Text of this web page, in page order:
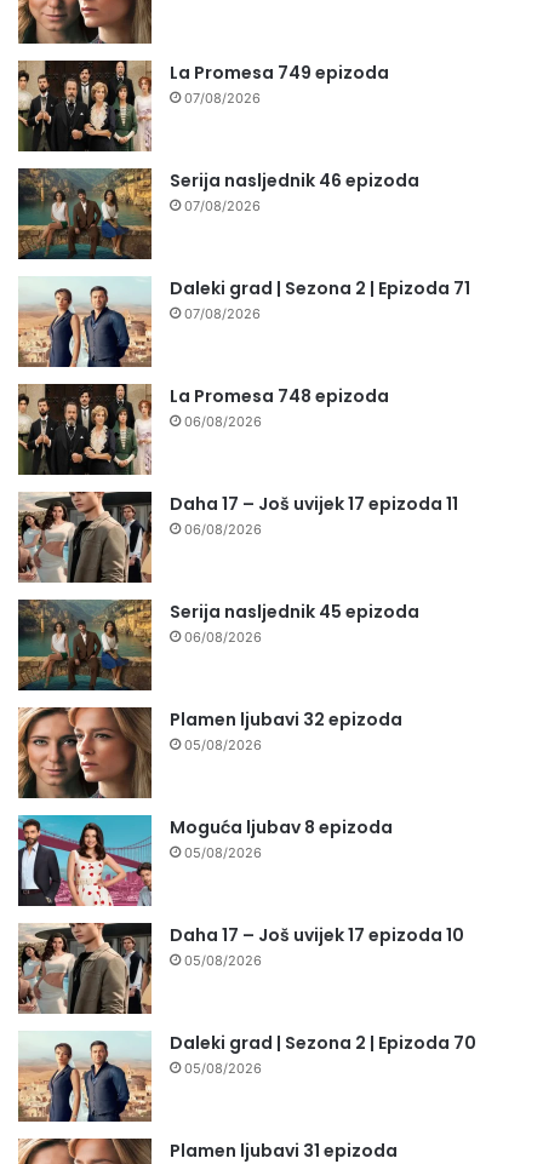
La Promesa 749 epizoda
07/08/2026
Serija nasljednik 46 epizoda
07/08/2026
Daleki grad | Sezona 2 | Epizoda 71
07/08/2026
La Promesa 748 epizoda
06/08/2026
Daha 17 – Još uvijek 17 epizoda 11
06/08/2026
Serija nasljednik 45 epizoda
06/08/2026
Plamen ljubavi 32 epizoda
05/08/2026
Moguća ljubav 8 epizoda
05/08/2026
Daha 17 – Još uvijek 17 epizoda 10
05/08/2026
Daleki grad | Sezona 2 | Epizoda 70
05/08/2026
Plamen ljubavi 31 epizoda